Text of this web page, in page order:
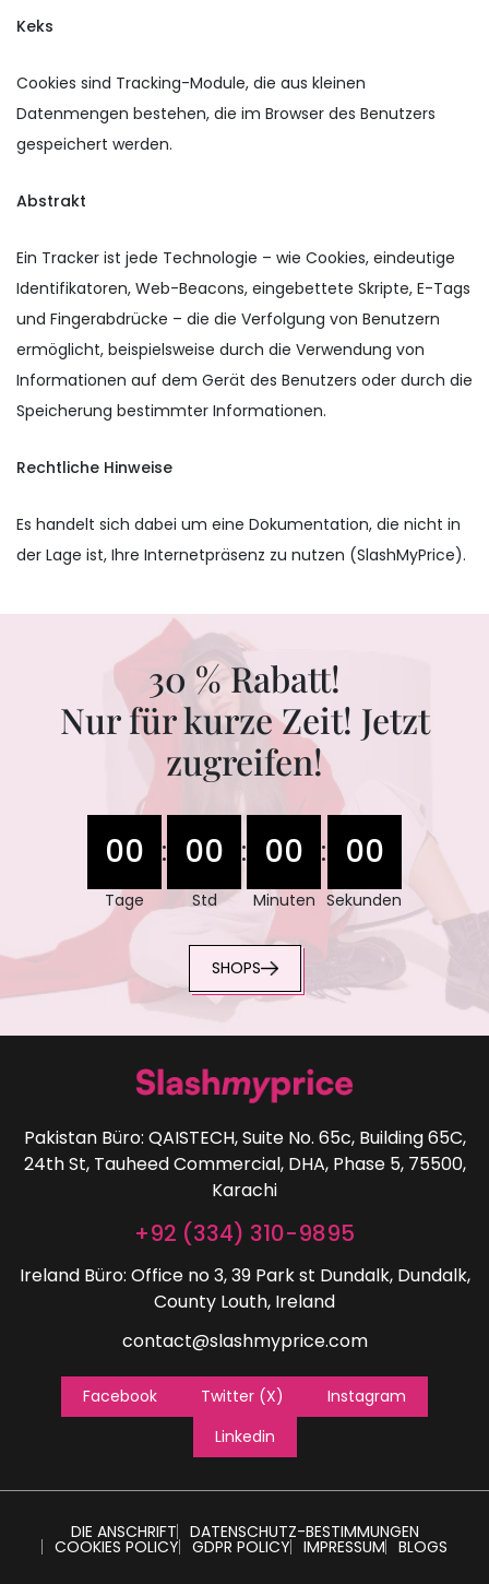
Keks
Cookies sind Tracking-Module, die aus kleinen
Datenmengen bestehen, die im Browser des Benutzers
gespeichert werden.
Abstrakt
Ein Tracker ist jede Technologie – wie Cookies, eindeutige
Identifikatoren, Web-Beacons, eingebettete Skripte, E-Tags
und Fingerabdrücke – die die Verfolgung von Benutzern
ermöglicht, beispielsweise durch die Verwendung von
Informationen auf dem Gerät des Benutzers oder durch die
Speicherung bestimmter Informationen.
Rechtliche Hinweise
Es handelt sich dabei um eine Dokumentation, die nicht in
der Lage ist, Ihre Internetpräsenz zu nutzen (SlashMyPrice).
30 % Rabatt!
Nur für kurze Zeit! Jetzt
zugreifen!
00
Tage
: 00
Std
: 00
Minuten
: 00
Sekunden
SHOPS
Pakistan Büro: QAISTECH, Suite No. 65c, Building 65C,
24th St, Tauheed Commercial, DHA, Phase 5, 75500,
Karachi
+92 (334) 310-9895
Ireland Büro: Office no 3, 39 Park st Dundalk, Dundalk,
County Louth, Ireland
contact@slashmyprice.com
Facebook Twitter (X)
Instagram
Linkedin
DIE ANSCHRIFT DATENSCHUTZ-BESTIMMUNGEN
COOKIES POLICY GDPR POLICY IMPRESSUM BLOGS